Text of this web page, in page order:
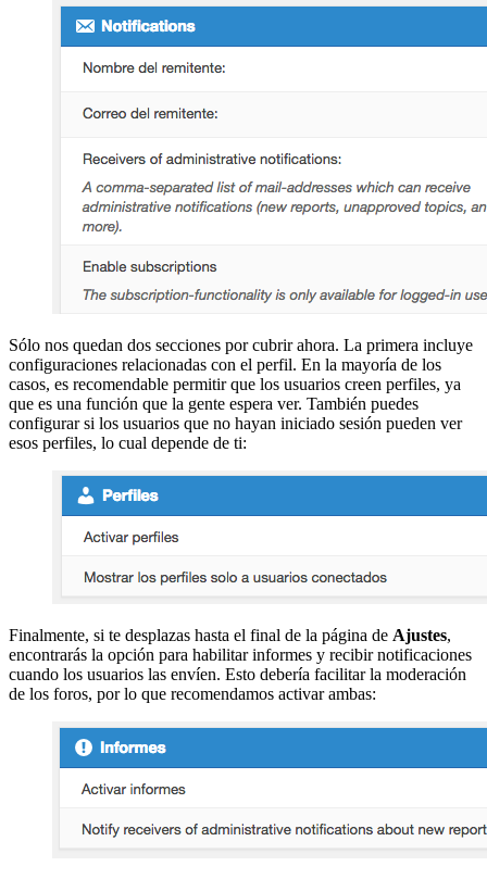
Sólo nos quedan dos secciones por cubrir ahora. La primera incluye
configuraciones relacionadas con el perfil. En la mayoría de los
casos, es recomendable permitir que los usuarios creen perfiles, ya
que es una función que la gente espera ver. También puedes
configurar si los usuarios que no hayan iniciado sesión pueden ver
esos perfiles, lo cual depende de ti:
Finalmente, si te desplazas hasta el final de la página de Ajustes,
encontrarás la opción para habilitar informes y recibir notificaciones
cuando los usuarios las envíen. Esto debería facilitar la moderación
de los foros, por lo que recomendamos activar ambas: